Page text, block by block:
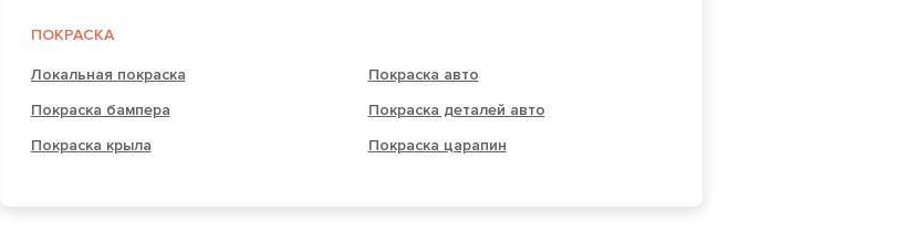
ПОКРАСКА
Локальная покраска
Покраска авто
Покраска бампера
Покраска деталей авто
Покраска крыла
Покраска царапин